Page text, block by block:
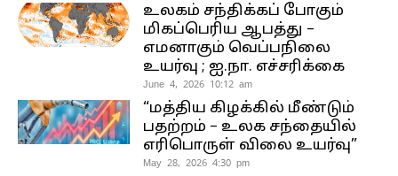
உலகம் சந்திக்கப் போகும்
மிகப்பெரிய ஆபத்து –
எமனாகும் வெப்பநிலை
உயர்வு ; ஐ.நா. எச்சரிக்கை
June 4, 2026 10:12 am
“மத்திய கிழக்கில் மீண்டும்
பதற்றம் – உலக சந்தையில்
எரிபொருள் விலை உயர்வு”
May 28, 2026 4:30 pm